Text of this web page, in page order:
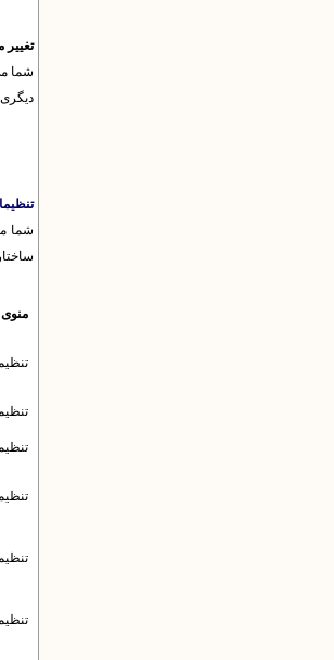
شما
شما